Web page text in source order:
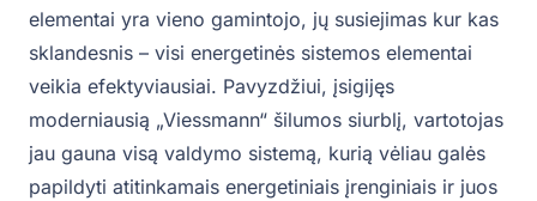
elementai yra vieno gamintojo, jų susiejimas kur kas
sklandesnis – visi energetinės sistemos elementai
veikia efektyviausiai. Pavyzdžiui, įsigijęs
moderniausią „Viessmann“ šilumos siurblį, vartotojas
jau gauna visą valdymo sistemą, kurią vėliau galės
papildyti atitinkamais energetiniais įrenginiais ir juos